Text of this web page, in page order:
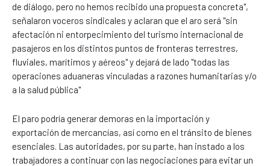
de diálogo, pero no hemos recibido una propuesta concreta",
señalaron voceros sindicales y aclaran que el aro será "sin
afectación ni entorpecimiento del turismo internacional de
pasajeros en los distintos puntos de fronteras terrestres,
fluviales, marítimos y aéreos" y dejará de lado "todas las
operaciones aduaneras vinculadas a razones humanitarias y/o
a la salud pública"
El paro podría generar demoras en la importación y
exportación de mercancías, así como en el tránsito de bienes
esenciales. Las autoridades, por su parte, han instado a los
trabajadores a continuar con las negociaciones para evitar un